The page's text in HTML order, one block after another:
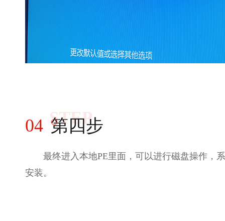
STEP
04 第四步
最终进入本地PE里面，可以进行磁盘操作，
安装。